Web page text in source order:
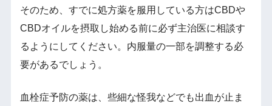
そのため、すでに処方薬を服用している方はCBDや
CBDオイルを摂取し始める前に必ず主治医に相談す
るようにしてください。内服量の一部を調整する必
要があるでしょう。
血栓症予防の薬は、些細な怪我などでも出血が止ま